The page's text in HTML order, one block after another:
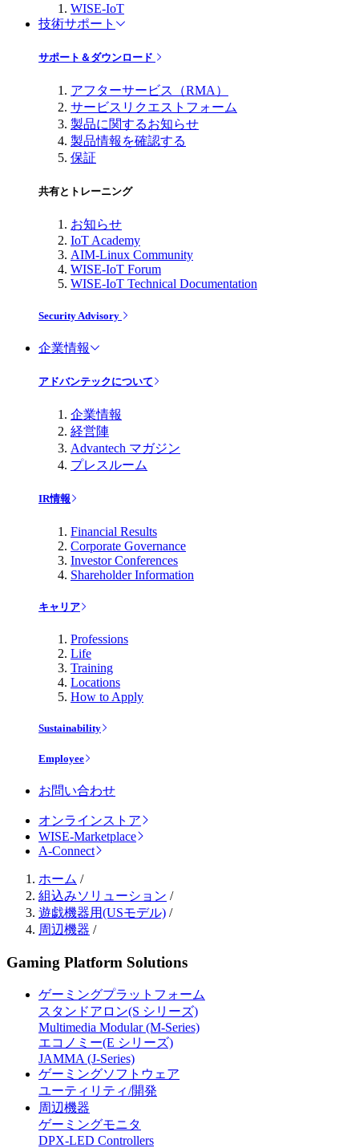
WISE-IoT
技術サポート
サポート＆ダウンロード
アフターサービス（RMA）
サービスリクエストフォーム
製品に関するお知らせ
製品情報を確認する
保証
共有とトレーニング
お知らせ
IoT Academy
AIM-Linux Community
WISE-IoT Forum
WISE-IoT Technical Documentation
Security Advisory
企業情報
アドバンテックについて
企業情報
経営陣
Advantech マガジン
プレスルーム
IR情報
Financial Results
Corporate Governance
Investor Conferences
Shareholder Information
キャリア
Professions
Life
Training
Locations
How to Apply
Sustainability
Employee
お問い合わせ
オンラインストア
WISE-Marketplace
A-Connect
ホーム /
組込みソリューション /
遊戯機器用(USモデル) /
周辺機器 /
Gaming Platform Solutions
ゲーミングプラットフォーム
スタンドアロン(S シリーズ)
Multimedia Modular (M-Series)
エコノミー(E シリーズ)
JAMMA (J-Series)
ゲーミングソフトウェア
ユーティリティ/開発
周辺機器
ゲーミングモニタ
DPX-LED Controllers